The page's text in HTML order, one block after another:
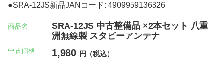
●SRA-12JS新品JANコード: 4909959136326
商品名
SRA-12JS 中古整備品 ×2本セット 八重
洲無線製 スタビーアンテナ
中古価格 1,980 円（税込）